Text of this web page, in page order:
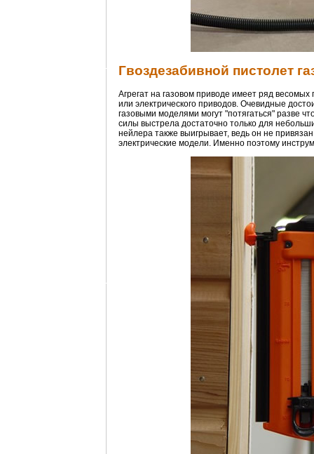
Гвоздезабивной пистолет
Агрегат на газовом приводе имеет ряд
или электрического приводов. Очевидные
газовыми моделями могут "потягаться" разве
силы выстрела достаточно только для
нейлера также выигрывает, ведь он не
электрические модели. Именно поэтому